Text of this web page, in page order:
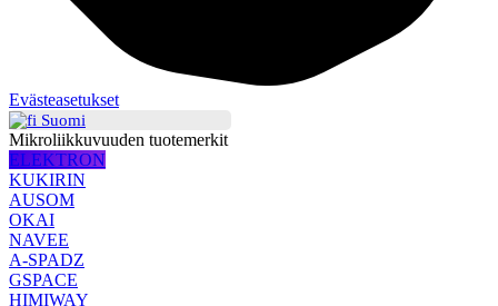
Evästeasetukset
Suomi
Mikroliikkuvuuden tuotemerkit
ELEKTRON
KUKIRIN
AUSOM
OKAI
NAVEE
A-SPADZ
GSPACE
HIMIWAY